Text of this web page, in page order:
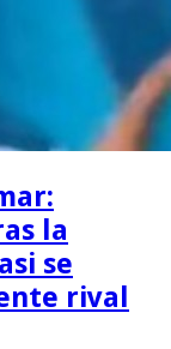
la
se
rival